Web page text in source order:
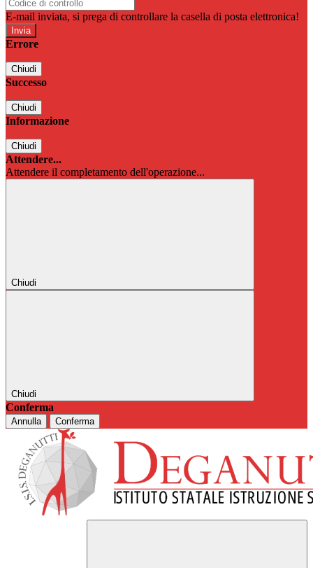
E-mail inviata, si prega di controllare la casella di posta elettronica!
Errore
Chiudi
Successo
Chiudi
Informazione
Chiudi
Attendere...
Attendere il completamento dell'operazione...
Chiudi
Chiudi
Conferma
Annulla Conferma